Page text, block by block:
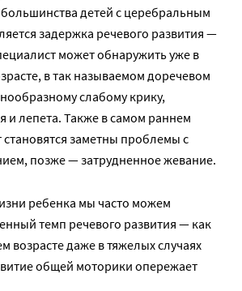
большинства детей с церебральным
задержка речевого развития —
может обнаружить уже в
в так называемом доречевом
слабому крику,
и лепета. Также в самом раннем
заметны проблемы с
позже — затрудненное жевание.
ребенка мы часто можем
темп речевого развития — как
возрасте даже в тяжелых случаях
общей моторики опережает